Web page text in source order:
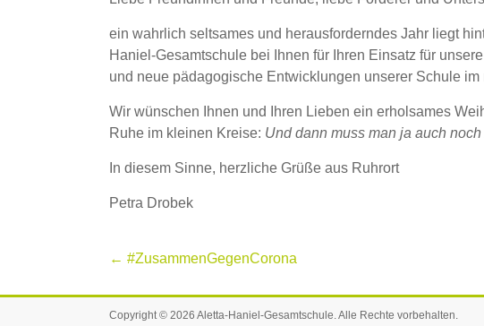
ein wahrlich seltsames und herausforderndes Jahr liegt
Haniel-Gesamtschule bei Ihnen für Ihren Einsatz für
und neue pädagogische Entwicklungen unserer Schule
Wir wünschen Ihnen und Ihren Lieben ein erholsames
Ruhe im kleinen Kreise: Und dann muss man ja auch
In diesem Sinne, herzliche Grüße aus Ruhrort
Petra Drobek
← #ZusammenGegenCorona
Copyright © 2026 Aletta-Haniel-Gesamtschule. Alle Rechte vorbehalten.